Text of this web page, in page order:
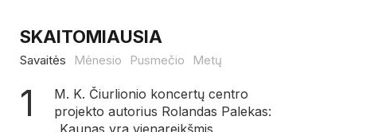
SKAITOMIAUSIA
Savaitės Mėnesio Pusmečio Metų
M. K. Čiurlionio koncertų centro
projekto autorius Rolandas Palekas: